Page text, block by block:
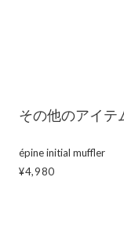
その他のアイテ
épine initial muffler
¥4,980